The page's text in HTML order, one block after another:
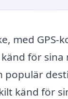
med GPS-
för
populär
känd för